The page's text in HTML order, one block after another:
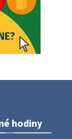
odpad.
hodiny